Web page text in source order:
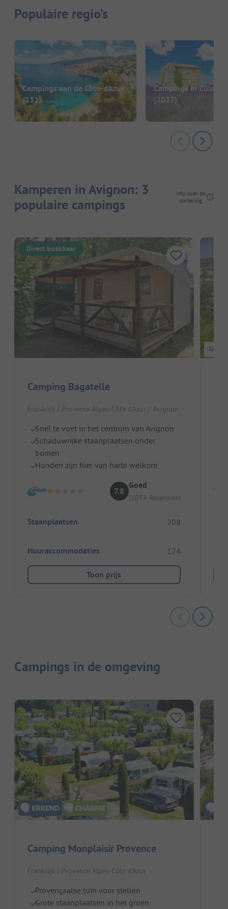
Populaire regio's
Campings aan de Côte-dAzur
(131)
Campings in Zuid-
(2037)
Kamperen in Avignon: 3
populaire campings
Info over de
sortering
Direct boekbaar
Camping Bagatelle
Frankrijk / Provence Alpes-Côte d'Azur / Avignon
Snel te voet in het centrum van Avignon
Schaduwrijke staanplaatsen onder
bomen
Honden zijn hier van harte welkom
7.8
Goed
(1054 Recensies)
Staanplaatsen 208
Huuraccommodaties 174
Toon prijs
Campings in de omgeving
Camping Monplaisir Provence
Frankrijk / Provence Alpes-Côte d'Azur
Provençaalse tuin voor stellen
Grote staanplaatsen in het groen